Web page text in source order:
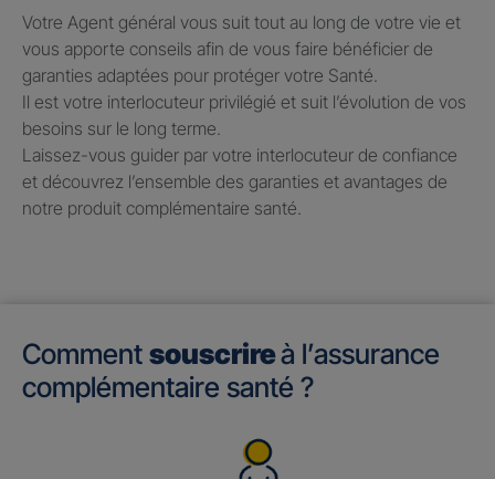
Votre Agent général vous suit tout au long de votre vie et
vous apporte conseils afin de vous faire bénéficier de
garanties adaptées pour protéger votre Santé.​
Il est votre interlocuteur privilégié et suit l’évolution de vos
besoins sur le long terme.​
Laissez-vous guider par votre interlocuteur de confiance
et découvrez l’ensemble des garanties et avantages de
notre produit complémentaire santé.
Comment souscrireà l’assurance
complémentaire santé ?